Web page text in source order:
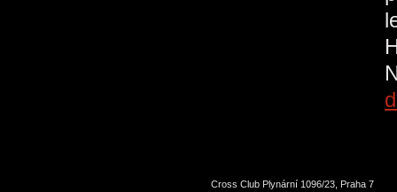
Cross Club Plynární 1096/23, Praha 7